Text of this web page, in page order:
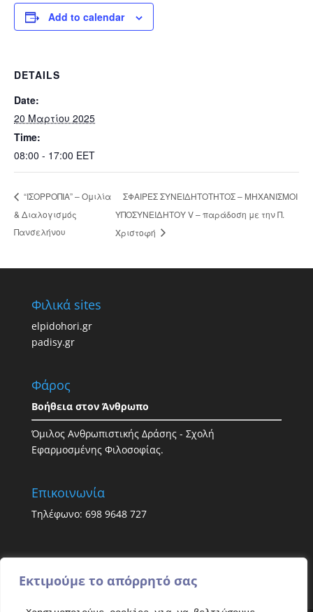
Εκτιμούμε το απόρρητό σας
Add to calendar
DETAILS
Date:
20 Μαρτίου 2025
Time:
08:00 - 17:00 EET
“ΙΣΟΡΡΟΠΙΑ” – Ομιλία
& Διαλογισμός
Πανσελήνου
ΣΦΑΙΡΕΣ ΣΥΝΕΙΔΗΤΟΤΗΤΟΣ – ΜΗΧΑΝΙΣΜΟΙ
ΥΠΟΣΥΝΕΙΔΗΤΟΥ V – παράδοση με την Π.
Χριστοφή
Φιλικά sites
elpidohori.gr
padisy.gr
Φάρος
Βοήθεια στον Άνθρωπο
Όμιλος Ανθρωπιστικής Δράσης - Σχολή
Εφαρμοσμένης Φιλοσοφίας.
Επικοινωνία
Τηλέφωνο: 698 9648 727